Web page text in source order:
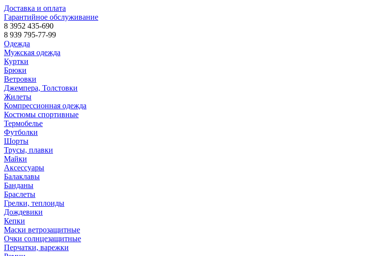
Доставка и оплата
Гарантийное обслуживание
8 3952 435-690
8 939 795-77-99
Одежда
Мужская одежда
Куртки
Брюки
Ветровки
Джемпера, Толстовки
Жилеты
Компрессионная одежда
Костюмы спортивные
Термобелье
Футболки
Шорты
Трусы, плавки
Майки
Аксессуары
Балаклавы
Банданы
Браслеты
Грелки, теплоиды
Дождевики
Кепки
Маски ветрозащитные
Очки солнцезащитные
Перчатки, варежки